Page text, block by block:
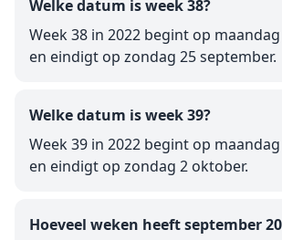
Welke datum is week 38?
Week 38 in 2022 begint op
en eindigt op zondag 25 september.
Welke datum is week 39?
Week 39 in 2022 begint op
en eindigt op zondag 2 oktober.
Hoeveel weken heeft september